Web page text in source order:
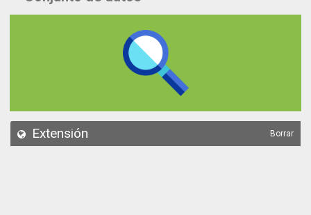
API
Extensión Borrar